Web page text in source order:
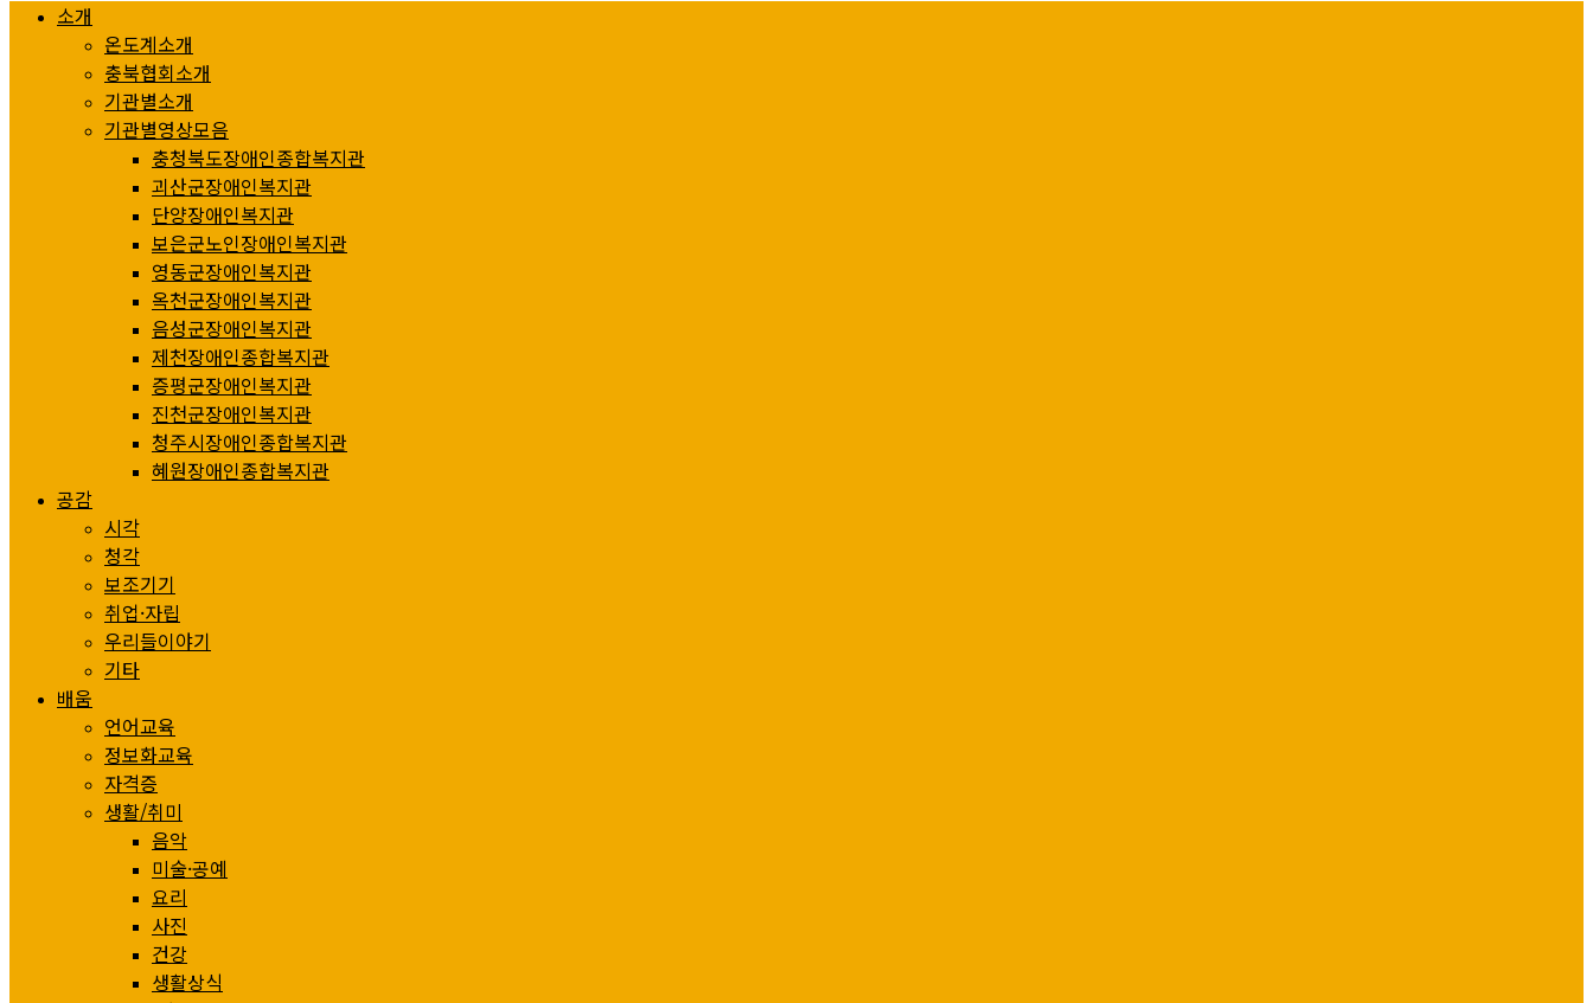
소개
온도계소개
충북협회소개
기관별소개
기관별영상모음
충청북도장애인종합복지관
괴산군장애인복지관
단양장애인복지관
보은군노인장애인복지관
영동군장애인복지관
옥천군장애인복지관
음성군장애인복지관
제천장애인종합복지관
증평군장애인복지관
진천군장애인복지관
청주시장애인종합복지관
혜원장애인종합복지관
공감
시각
청각
보조기기
취업·자립
우리들이야기
기타
배움
언어교육
정보화교육
자격증
생활/취미
음악
미술·공예
요리
사진
건강
생활상식